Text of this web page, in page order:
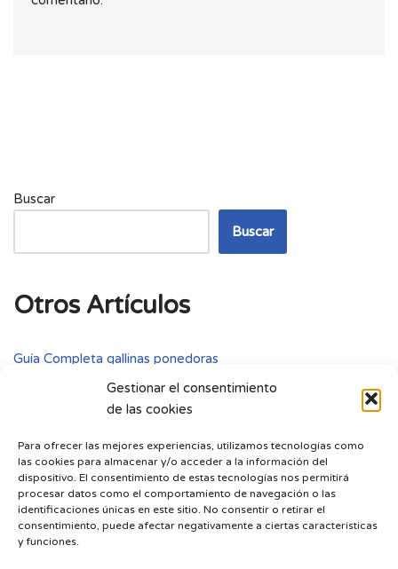
Gestionar el consentimiento
de las cookies
Para ofrecer las mejores experiencias, utilizamos tecnologías como
las cookies para almacenar y/o acceder a la información del
dispositivo. El consentimiento de estas tecnologías nos permitirá
procesar datos como el comportamiento de navegación o las
identificaciones únicas en este sitio. No consentir o retirar el
consentimiento, puede afectar negativamente a ciertas características
y funciones.
Buscar
Buscar
Otros Artículos
Guía Completa gallinas ponedoras
¿Cuál es el mejor pienso para caballos?
Cómo Hacer Mixtura Casera para Palomas
Catalogo COPELE actualizado
Piensos y mixturas naturales Herben